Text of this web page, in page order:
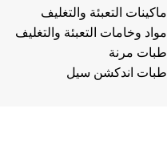
ماكينات التعبئة والتغليف
مواد وخامات التعبئة والتغليف
طبات مرنة
طبات اندكشن سيل